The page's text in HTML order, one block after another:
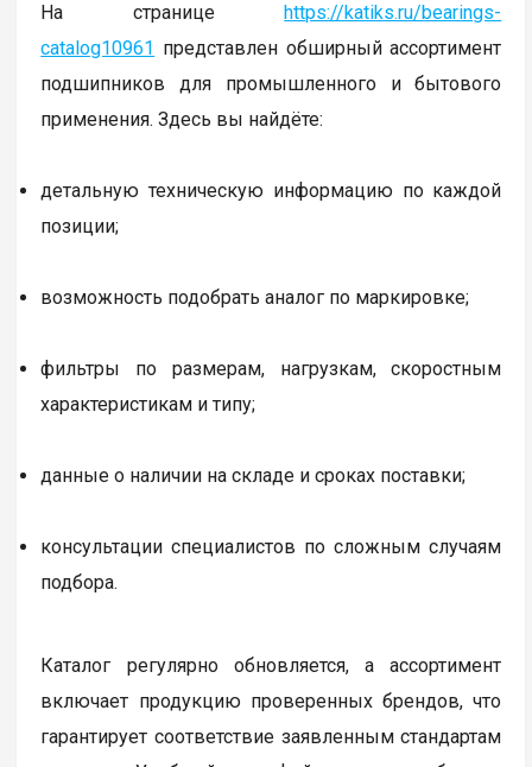
На странице https://katiks.ru/bearings-
catalog10961 представлен обширный ассортимент
подшипников для промышленного и бытового
применения. Здесь вы найдёте:
детальную техническую информацию по каждой
позиции;
возможность подобрать аналог по маркировке;
фильтры по размерам, нагрузкам, скоростным
характеристикам и типу;
данные о наличии на складе и сроках поставки;
консультации специалистов по сложным случаям
подбора.
Каталог регулярно обновляется, а ассортимент
включает продукцию проверенных брендов, что
гарантирует соответствие заявленным стандартам